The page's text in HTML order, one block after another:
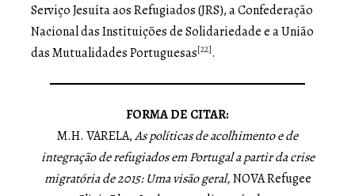
Serviço Jesuíta aos Refugiados (JRS), a Confederação
Nacional das Instituições de Solidariedade e a União
das Mutualidades Portuguesas[22].
FORMA DE CITAR:
M.H. VARELA,As políticas de acolhimento e de
integração de refugiados em Portugal a partir da crise
migratória de 2015: Uma visão geral,NOVA Refugee